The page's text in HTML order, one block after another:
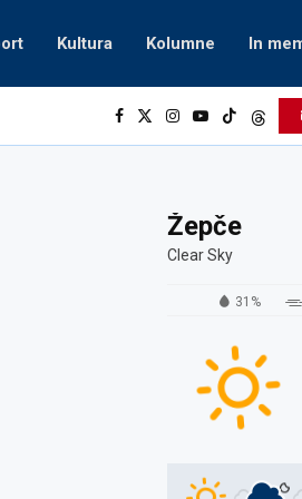
Kultura Kolumne In
Žepče
Clear Sky
31%